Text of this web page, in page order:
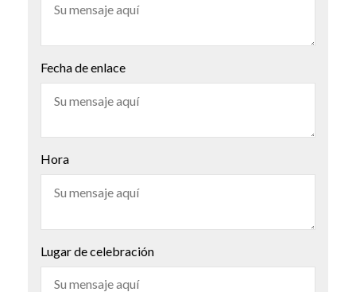
Fecha de enlace
Hora
Lugar de celebración